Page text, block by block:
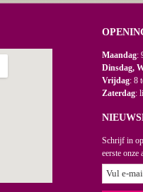
Maandag:
Dinsdag,
Vrijdag: 8
Zaterdag:
Schrijf in
eerste onze